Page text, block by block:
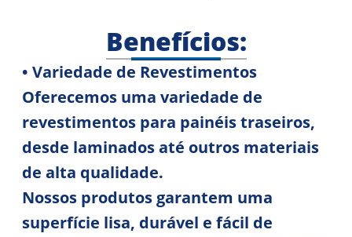
Folha Separadora
Revestimento
Contato
Benefícios:
• Variedade de Revestimentos
Oferecemos uma variedade de
revestimentos para painéis traseiros,
desde laminados até outros materiais
de alta qualidade.
Nossos produtos garantem uma
superfície lisa, durável e fácil de